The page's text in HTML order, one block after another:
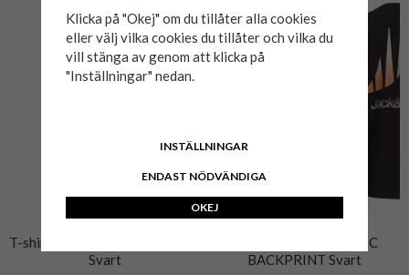
T-shirt NORTH LATITUDE 335
Svart
T-shirt ECHO GRAPHIC
BACKPRINT Svart
Klicka på "Okej" om du tillåter alla cookies
eller välj vilka cookies du tillåter och vilka du
vill stänga av genom att klicka på
"Inställningar" nedan.
INSTÄLLNINGAR
ENDAST NÖDVÄNDIGA
OKEJ